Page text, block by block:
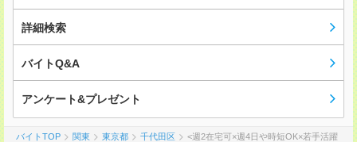
詳細検索
バイトQ&A
アンケート&プレゼント
バイトTOP 関東 東京都 千代田区 <週2在宅可×週4日や時短OK×若手活躍